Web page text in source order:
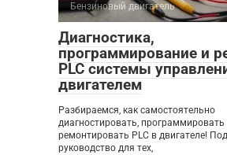
Бензиновый двигатель
Диагностика,
программирование и
PLC системы
двигателем
Разбираемся, как самостоятельно
диагностировать, программировать
ремонтировать PLC в двигателе!
руководство для тех,